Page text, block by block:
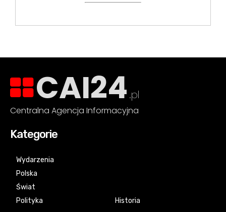
CAI24 .pl
Centralna Agencja Informacyjna
Kategorie
Wydarzenia
Polska
Świat
Polityka
Historia